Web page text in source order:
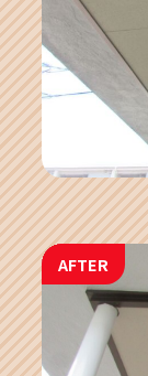
AFTER